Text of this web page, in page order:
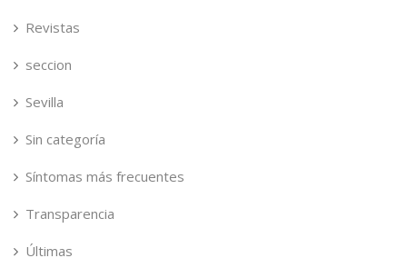
Revistas
seccion
Sevilla
Sin categoría
Síntomas más frecuentes
Transparencia
Últimas